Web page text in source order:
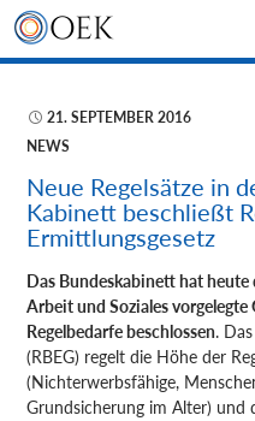
Suchen
ZUM
21. SEPTEMBER 2016
NEWS
Neue Regelsätze in
Kabinett beschließt
Ermittlungsgesetz
Das Bundeskabinett hat
Arbeit und Soziales
Regelbedarfe beschlossen.
(RBEG) regelt die Höhe der
(Nichterwerbsfähige,
Grundsicherung im Alter) und